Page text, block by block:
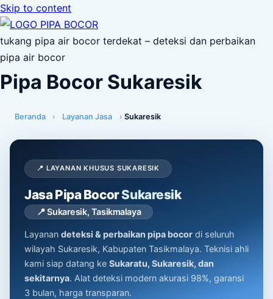
Skip to content
tukang pipa air bocor terdekat – deteksi dan perbaikan
pipa air bocor
Pipa Bocor Sukaresik
Beranda › Layanan Jasa › Sukaresik
📍 LAYANAN KHUSUS SUKARESIK
Jasa Pipa BocorSukaresik
📍 Sukaresik, Tasikmalaya
Layanan deteksi & perbaikan pipa bocor di seluruh
wilayah Sukaresik, Kabupaten Tasikmalaya. Teknisi ahli
kami siap datang ke Sukaratu, Sukaresik, dan
sekitarnya. Alat deteksi modern akurasi 98%, garansi
3 bulan, harga transparan.